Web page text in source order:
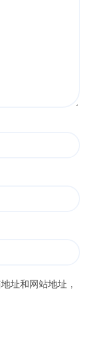
址和网站地址，